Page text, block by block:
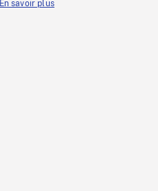
En savoir plus